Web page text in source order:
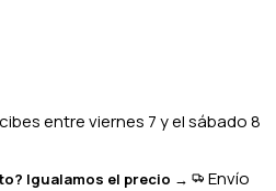
entreviernes 7 y el sábado 8
Igualamos el precio →
Envío